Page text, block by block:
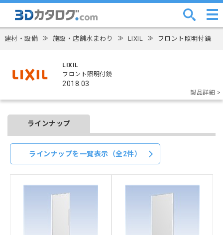
建材・設備 ≫ 施設・店舗水まわり ≫ LIXIL ≫ フロント照明付鏡
LIXIL
フロント照明付鏡
2018.03
製品詳細 >
ラインナップ
ラインナップを一覧表示（全2件）